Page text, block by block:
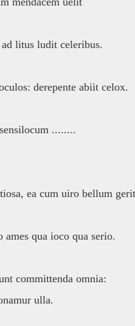
litus ludit celeribus.
derepente abiit celox.
........
ea cum uiro bellum
ames qua ioco qua serio.
committenda omnia:
ulla.